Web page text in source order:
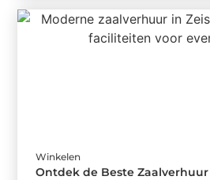
Winkelen
Ontdek de Beste